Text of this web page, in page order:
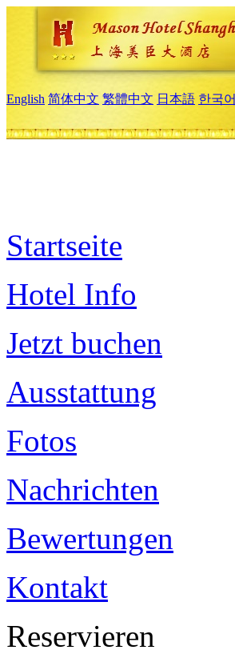
English 简体中文 繁體中文 日本語 한국어
Startseite
Hotel Info
Jetzt buchen
Ausstattung
Fotos
Nachrichten
Bewertungen
Kontakt
Reservieren